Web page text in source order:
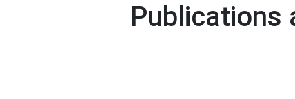
Publications